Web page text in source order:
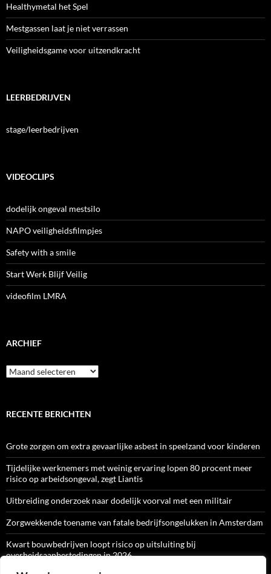
Healthymetal het Spel
Mestgassen laat je niet verrassen
Veiligheidsgame voor uitzendkracht
LEERBEDRIJVEN
stage/leerbedrijven
VIDEOCLIPS
dodelijk ongeval mestsilo
NAPO veiligheidsfilmpjes
Safety with a smile
Start Werk Blijf Veilig
videofilm LMRA
ARCHIEF
Archief
RECENTE BERICHTEN
Grote zorgen om extra gevaarlijke asbest in speelzand voor kinderen
Tijdelijke werknemers met weinig ervaring lopen 80 procent meer
risico op arbeidsongeval, zegt Liantis
Uitbreiding onderzoek naar dodelijk voorval met een militair
Zorgwekkende toename van fatale bedrijfsongelukken in Amsterdam
Kwart bouwbedrijven loopt risico op uitsluiting bij
overheidsaanbestedingen in 2026